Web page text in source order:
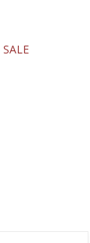
SALE